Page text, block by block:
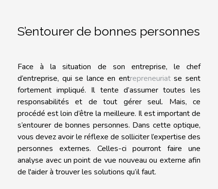
S’entourer de bonnes personnes
Face à la situation de son entreprise, le chef
d’entreprise, qui se lance en entrepreneuriatse sent
fortement impliqué. Il tente d’assumer toutes les
responsabilités et de tout gérer seul. Mais, ce
procédé est loin d’être la meilleure. Il est important de
s’entourer de bonnes personnes. Dans cette optique,
vous devez avoir le réflexe de solliciter l’expertise des
personnes externes. Celles-ci pourront faire une
analyse avec un point de vue nouveau ou externe afin
de l'aider à trouver les solutions qu’il faut.